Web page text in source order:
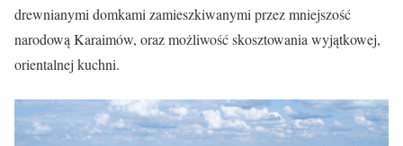
drewnianymi domkami zamieszkiwanymi przez mniejszość
narodową Karaimów, oraz możliwość skosztowania wyjątkowej,
orientalnej kuchni.